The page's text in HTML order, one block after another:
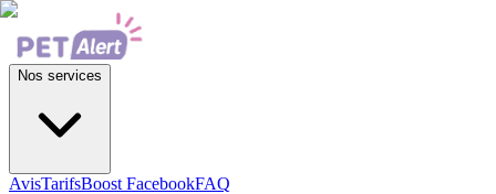
Nos services
AvisTarifsBoost FacebookFAQ